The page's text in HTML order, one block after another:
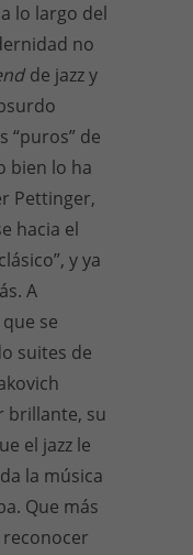
lo largo del
no
de jazz y
“puros” de
bien lo ha
Pettinger,
hacia el
y ya
A
se
suites de
brillante, su
el jazz le
la música
Que más